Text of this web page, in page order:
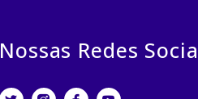
Nossas Redes